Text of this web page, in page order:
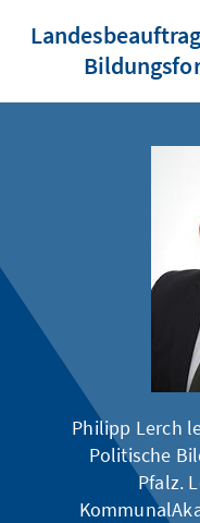
Philipp Lerch
Politische
Pfalz.